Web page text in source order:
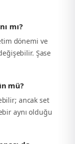
mı?
dönemi ve
Şase
mü?
ancak set
aynı olduğu